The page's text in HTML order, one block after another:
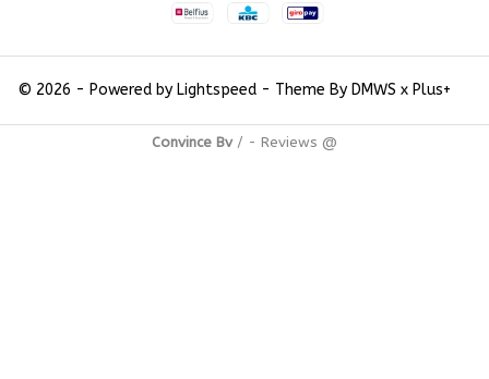
© 2026 - Powered by Lightspeed- Theme By DMWS x Plus+
Convince Bv/ - Reviews @